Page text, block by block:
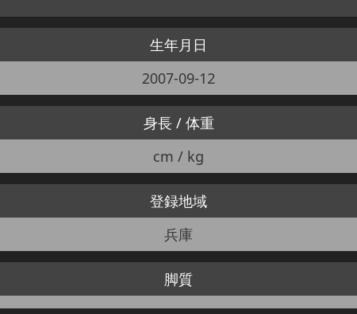
生年月日
2007-09-12
身長 / 体重
cm / kg
登録地域
兵庫
脚質